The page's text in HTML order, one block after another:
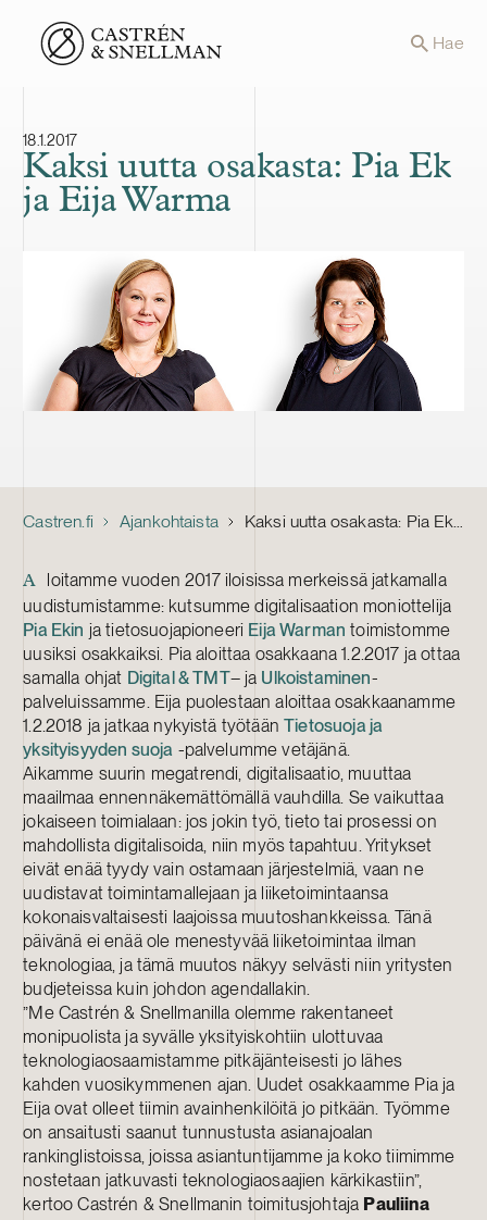
Front page Hae
18.1.2017
Kaksi uutta osakasta: Pia Ek
ja Eija Warma
Castren.fi Ajankohtaista Kaksi uutta osakasta: Pia Ek ja Eija Warma
A
loitamme vuoden 2017 iloisissa merkeissä jatkamalla
uudistumistamme: kutsumme digitalisaation moniottelija
Pia Ekin ja tietosuojapioneeri Eija Warman toimistomme
uusiksi osakkaiksi. Pia aloittaa osakkaana 1.2.2017 ja ottaa
samalla ohjat Digital & TMT– ja Ulkoistaminen-
palveluissamme. Eija puolestaan aloittaa osakkaanamme
1.2.2018 ja jatkaa nykyistä työtäänTietosuoja ja
yksityisyyden suoja -palvelumme vetäjänä.
Aikamme suurin megatrendi, digitalisaatio, muuttaa
maailmaa ennennäkemättömällä vauhdilla. Se vaikuttaa
jokaiseen toimialaan: jos jokin työ, tieto tai prosessi on
mahdollista digitalisoida, niin myös tapahtuu. Yritykset
eivät enää tyydy vain ostamaan järjestelmiä, vaan ne
uudistavat toimintamallejaan ja liiketoimintaansa
kokonaisvaltaisesti laajoissa muutoshankkeissa. Tänä
päivänä ei enää ole menestyvää liiketoimintaa ilman
teknologiaa, ja tämä muutos näkyy selvästi niin yritysten
budjeteissa kuin johdon agendallakin.
”Me Castrén & Snellmanilla olemme rakentaneet
monipuolista ja syvälle yksityiskohtiin ulottuvaa
teknologiaosaamistamme pitkäjänteisesti jo lähes
kahden vuosikymmenen ajan. Uudet osakkaamme Pia ja
Eija ovat olleet tiimin avainhenkilöitä jo pitkään. Työmme
on ansaitusti saanut tunnustusta asianajoalan
rankinglistoissa, joissa asiantuntijamme ja koko tiimimme
nostetaan jatkuvasti teknologiaosaajien kärkikastiin”,
kertoo Castrén & Snellmanin toimitusjohtaja Pauliina